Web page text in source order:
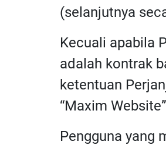
(selanjutnya
Kecuali apabila
adalah kontrak
ketentuan
“Maxim
Pengguna yang